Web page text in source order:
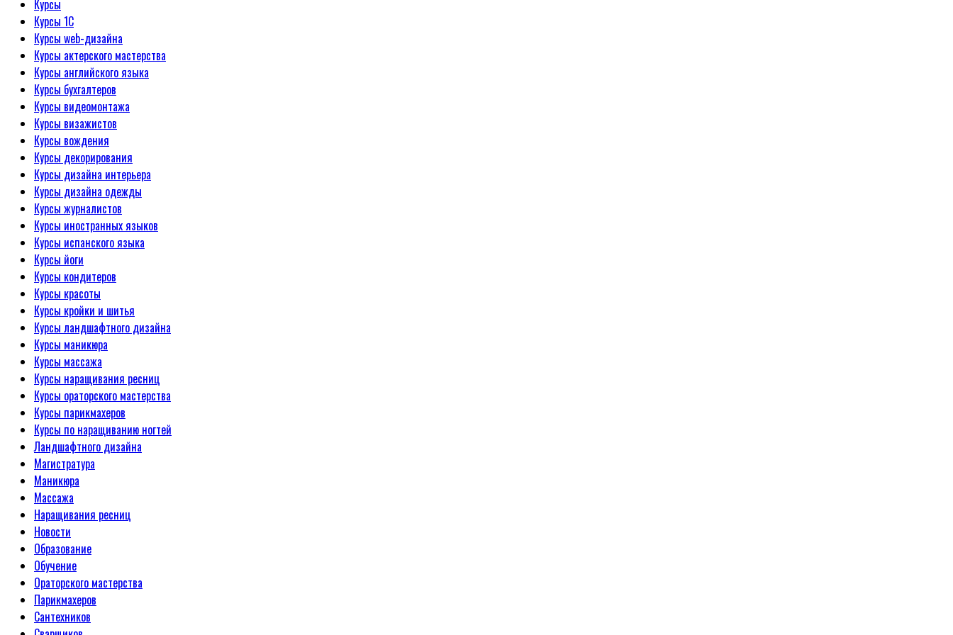
Курсы
Курсы 1С
Курсы web-дизайна
Курсы актерского мастерства
Курсы английского языка
Курсы бухгалтеров
Курсы видеомонтажа
Курсы визажистов
Курсы вождения
Курсы декорирования
Курсы дизайна интерьера
Курсы дизайна одежды
Курсы журналистов
Курсы иностранных языков
Курсы испанского языка
Курсы йоги
Курсы кондитеров
Курсы красоты
Курсы кройки и шитья
Курсы ландшафтного дизайна
Курсы маникюра
Курсы массажа
Курсы наращивания ресниц
Курсы ораторского мастерства
Курсы парикмахеров
Курсы по наращиванию ногтей
Ландшафтного дизайна
Магистратура
Маникюра
Массажа
Наращивания ресниц
Новости
Образование
Обучение
Ораторского мастерства
Парикмахеров
Сантехников